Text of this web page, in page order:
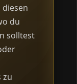
du
solltest
zu